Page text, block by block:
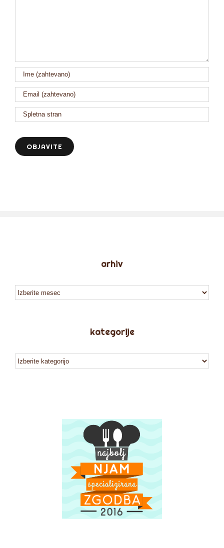
arhiv
arhiv
kategorije
kategorije